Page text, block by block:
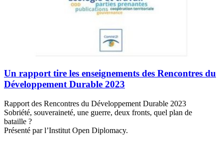
Un rapport tire les enseignements des Rencontres du
Développement Durable 2023
Rapport des Rencontres du Développement Durable 2023
Sobriété, souveraineté, une guerre, deux fronts, quel plan de
bataille ?
Présenté par l’Institut Open Diplomacy.